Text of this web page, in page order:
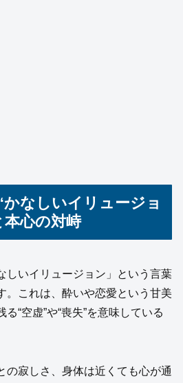
なしいイリュージョ
本心の対峙
しいイリュージョン」という言葉
。これは、酔いや恋愛という甘美
“空虚”や“喪失”を意味している
の寂しさ、身体は近くても心が通